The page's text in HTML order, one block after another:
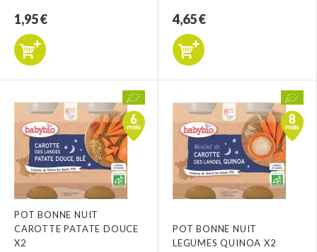
1,95 € 4,65 €
POT BONNE NUIT
CAROTTE PATATE DOUCE
X2
POT BONNE NUIT
LEGUMES QUINOA X2